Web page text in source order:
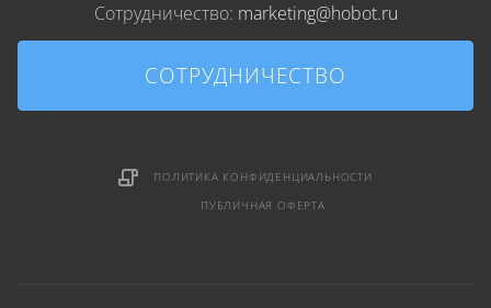
Сотрудничество: marketing@hobot.ru
СОТРУДНИЧЕСТВО
ПОЛИТИКА КОНФИДЕНЦИАЛЬНОСТИ
ПУБЛИЧНАЯ ОФЕРТА